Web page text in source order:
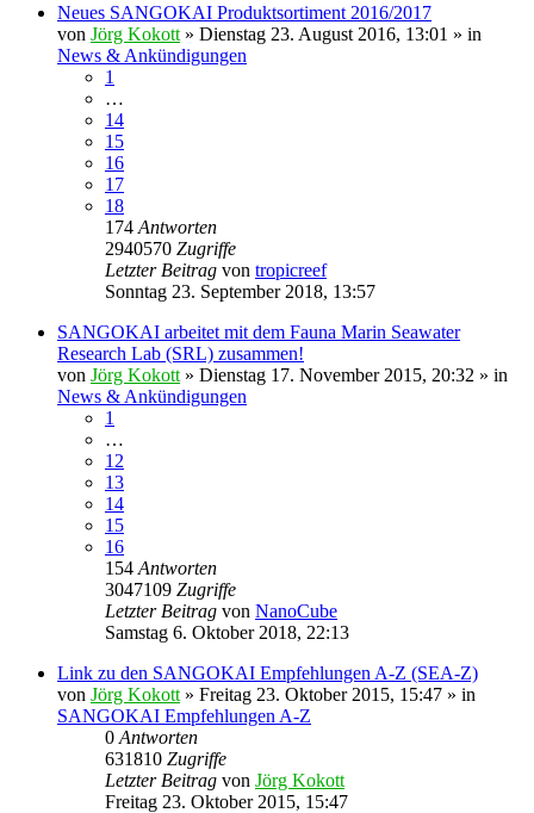
Neues SANGOKAI Produktsortiment 2016/2017
von Jörg Kokott » Dienstag 23. August 2016, 13:01 » in
News & Ankündigungen
1
…
14
15
16
17
18
174 Antworten
2940570 Zugriffe
Letzter Beitrag von tropicreef
Sonntag 23. September 2018, 13:57
SANGOKAI arbeitet mit dem Fauna Marin Seawater
Research Lab (SRL) zusammen!
von Jörg Kokott » Dienstag 17. November 2015, 20:32 » in
News & Ankündigungen
1
…
12
13
14
15
16
154 Antworten
3047109 Zugriffe
Letzter Beitrag von NanoCube
Samstag 6. Oktober 2018, 22:13
Link zu den SANGOKAI Empfehlungen A-Z (SEA-Z)
von Jörg Kokott » Freitag 23. Oktober 2015, 15:47 » in
SANGOKAI Empfehlungen A-Z
0 Antworten
631810 Zugriffe
Letzter Beitrag von Jörg Kokott
Freitag 23. Oktober 2015, 15:47